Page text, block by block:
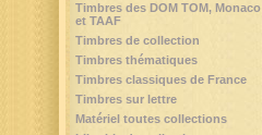
Timbres des DOM TOM, Monaco
et TAAF
Timbres de collection
Timbres thématiques
Timbres classiques de France
Timbres sur lettre
Matériel toutes collections